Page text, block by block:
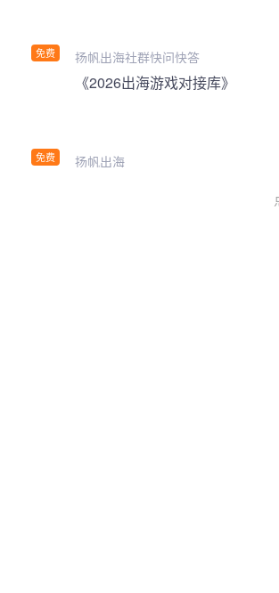
免费 扬帆出海社群快问快答
免费
《2026出海游戏对接库》
扬帆出海